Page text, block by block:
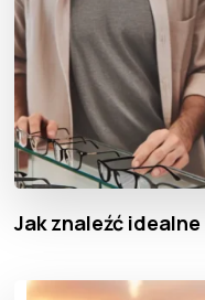
Jak znaleźć